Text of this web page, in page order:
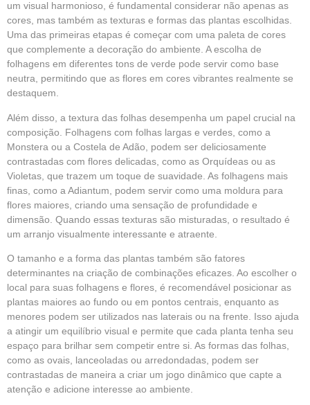
um visual harmonioso, é fundamental considerar não apenas as
cores, mas também as texturas e formas das plantas escolhidas.
Uma das primeiras etapas é começar com uma paleta de cores
que complemente a decoração do ambiente. A escolha de
folhagens em diferentes tons de verde pode servir como base
neutra, permitindo que as flores em cores vibrantes realmente se
destaquem.
Além disso, a textura das folhas desempenha um papel crucial na
composição. Folhagens com folhas largas e verdes, como a
Monstera ou a Costela de Adão, podem ser deliciosamente
contrastadas com flores delicadas, como as Orquídeas ou as
Violetas, que trazem um toque de suavidade. As folhagens mais
finas, como a Adiantum, podem servir como uma moldura para
flores maiores, criando uma sensação de profundidade e
dimensão. Quando essas texturas são misturadas, o resultado é
um arranjo visualmente interessante e atraente.
O tamanho e a forma das plantas também são fatores
determinantes na criação de combinações eficazes. Ao escolher o
local para suas folhagens e flores, é recomendável posicionar as
plantas maiores ao fundo ou em pontos centrais, enquanto as
menores podem ser utilizados nas laterais ou na frente. Isso ajuda
a atingir um equilíbrio visual e permite que cada planta tenha seu
espaço para brilhar sem competir entre si. As formas das folhas,
como as ovais, lanceoladas ou arredondadas, podem ser
contrastadas de maneira a criar um jogo dinâmico que capte a
atenção e adicione interesse ao ambiente.